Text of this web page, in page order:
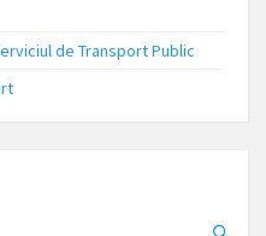
de Transport Public